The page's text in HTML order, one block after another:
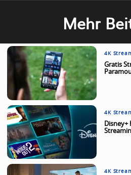
Mehr
4K
Gratis
4K
Disney+
4K